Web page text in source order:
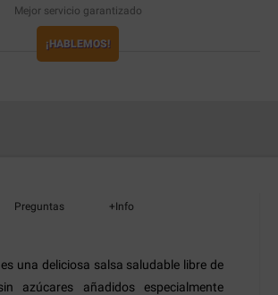
Mejor servicio garantizado
¡HABLEMOS!
Preguntas +Info
es una deliciosa salsa saludable libre de
azúcares añadidos especialmente